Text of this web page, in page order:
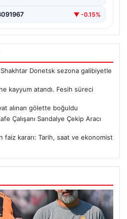
▼ -0.15%
Donetsk sezona galibiyetle
kayyum atandı. Fesih süreci
alınan gölette boğuldu
Çalışanı Sandalye Çekip Aracı
faiz kararı: Tarih, saat ve ekonomist